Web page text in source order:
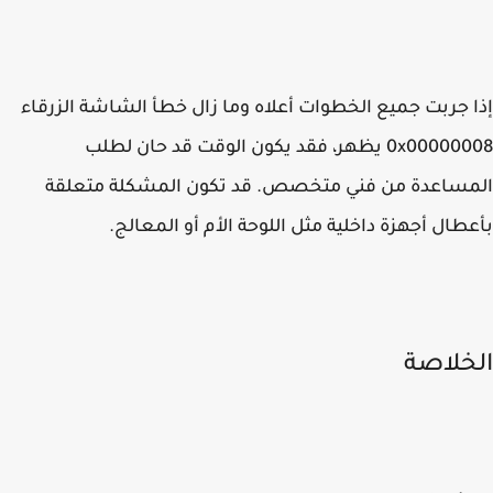
جربت جميع الخطوات أعلاه وما زال خطأ الشاشة الزرقاء
يظهر، فقد يكون الوقت قد حان لطلب
من فني متخصص. قد تكون المشكلة متعلقة
أجهزة داخلية مثل اللوحة الأم أو المعالج.